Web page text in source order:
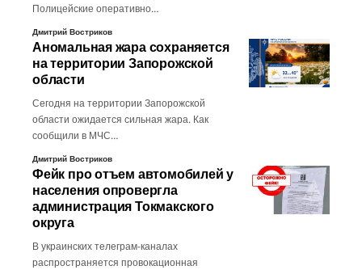
Полицейские оперативно…
Дмитрий Востриков
Аномальная жара сохраняется
на территории Запорожской
области
Сегодня на территории Запорожской
области ожидается сильная жара. Как
сообщили в МЧС…
Дмитрий Востриков
Фейк про отъем автомобилей у
населения опровергла
администрация Токмакского
округа
В украинских телеграм-каналах
распространяется провокационная